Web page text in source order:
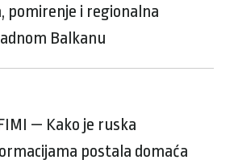
pomirenje i regionalna
Balkanu
— Kako je ruska
postala domaća